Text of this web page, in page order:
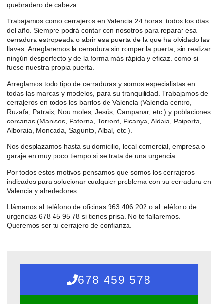
quebradero de cabeza.
Trabajamos como cerrajeros en Valencia 24 horas, todos los días
del año. Siempre podrá contar con nosotros para reparar esa
cerradura estropeada o abrir esa puerta de la que ha olvidado las
llaves. Arreglaremos la cerradura sin romper la puerta, sin realizar
ningún desperfecto y de la forma más rápida y eficaz, como si
fuese nuestra propia puerta.
Arreglamos todo tipo de cerraduras y somos especialistas en
todas las marcas y modelos, para su tranquilidad. Trabajamos de
cerrajeros en todos los barrios de Valencia (Valencia centro,
Ruzafa, Patraix, Nou moles, Jesús, Campanar, etc.) y poblaciones
cercanas (Manises, Paterna, Torrent, Picanya, Aldaia, Paiporta,
Alboraia, Moncada, Sagunto, Albal, etc.).
Nos desplazamos hasta su domicilio, local comercial, empresa o
garaje en muy poco tiempo si se trata de una urgencia.
Por todos estos motivos pensamos que somos los cerrajeros
indicados para solucionar cualquier problema con su cerradura en
Valencia y alrededores.
Llámanos al teléfono de oficinas 963 406 202 o al teléfono de
urgencias 678 45 95 78 si tienes prisa. No te fallaremos.
Queremos ser tu cerrajero de confianza.
678 459 578